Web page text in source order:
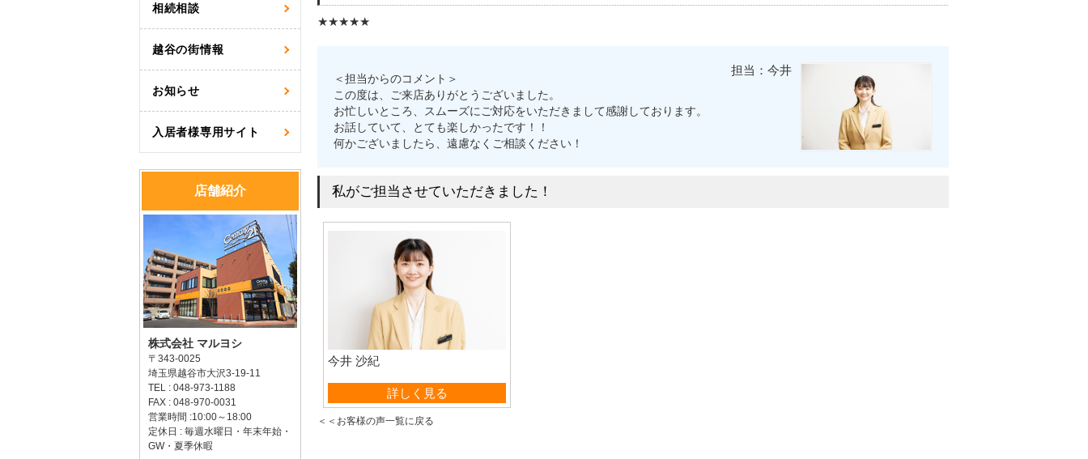
★★★★★
＜担当からのコメント＞
この度は、ご来店ありがとうございました。
お忙しいところ、スムーズにご対応をいただきまして感謝しております。
お話していて、とても楽しかったです！！
何かございましたら、遠慮なくご相談ください！
担当：今井
私がご担当させていただきました！
今井 沙紀
賃貸営業部詳しく見る
＜＜お客様の声一覧に戻る
相続相談
越谷の街情報
お知らせ
入居者様専用サイト
店舗紹介
株式会社 マルヨシ
〒343-0025
埼玉県越谷市大沢3-19-11
TEL : 048-973-1188
FAX : 048-970-0031
営業時間 :10:00～18:00
定休日 : 毎週水曜日・年末年始・
GW・夏季休暇